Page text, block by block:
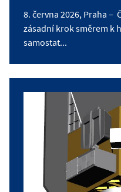
8. června 2026, Praha –
zásadní krok směrem k
samostat...